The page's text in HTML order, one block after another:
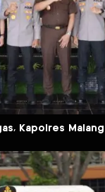
Kapolres